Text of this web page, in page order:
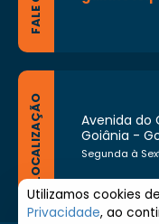
LOCALIZAÇÃO
Avenida do
Goiânia -
Segunda à
Utilizamos cookies
Privacidade, ao